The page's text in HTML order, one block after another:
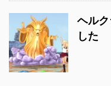
ヘル
した